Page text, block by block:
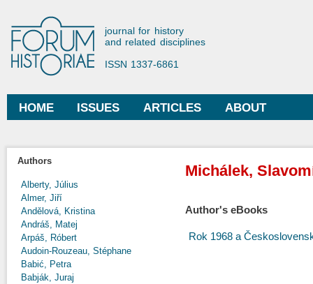
Forum Historiae
journal for history
and related disciplines
ISSN 1337-6861
Main menu
HOME ISSUES ARTICLES ABOUT
Authors
Alberty, Július
Almer, Jiří
Andělová, Kristina
Andráš, Matej
Arpáš, Róbert
Audoin-Rouzeau, Stéphane
Babić, Petra
Babják, Juraj
Michálek,
Author's eBooks
Rok 1968 a